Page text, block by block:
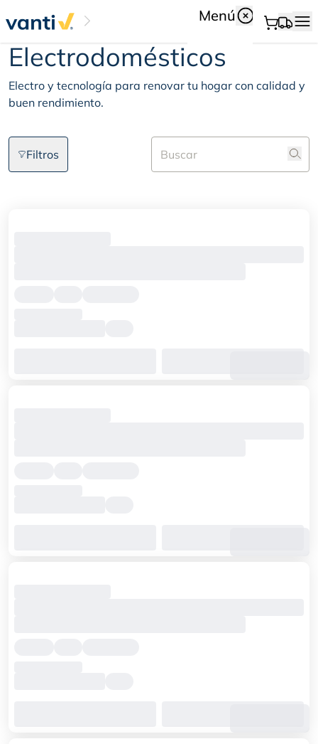
Menú
Electrodomésticos
Electrodomésticos
Electro y tecnología para renovar tu hogar con calidad y
buen rendimiento.
Filtros